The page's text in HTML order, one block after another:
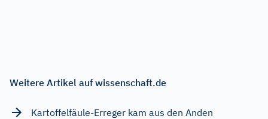
Weitere Artikel auf wissenschaft.de
Kartoffelfäule-Erreger kam aus den Anden